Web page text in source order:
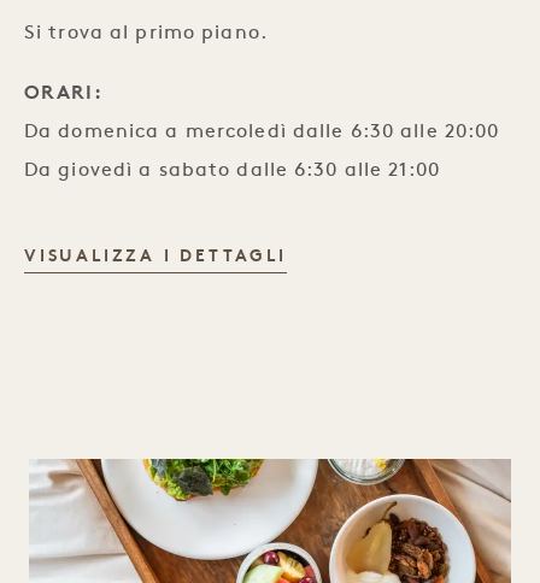
Si trova al primo piano.
ORARI:
Da domenica a mercoledì dalle 6:30 alle 20:00
Da giovedì a sabato dalle 6:30 alle 21:00
VISUALIZZA I DETTAGLI